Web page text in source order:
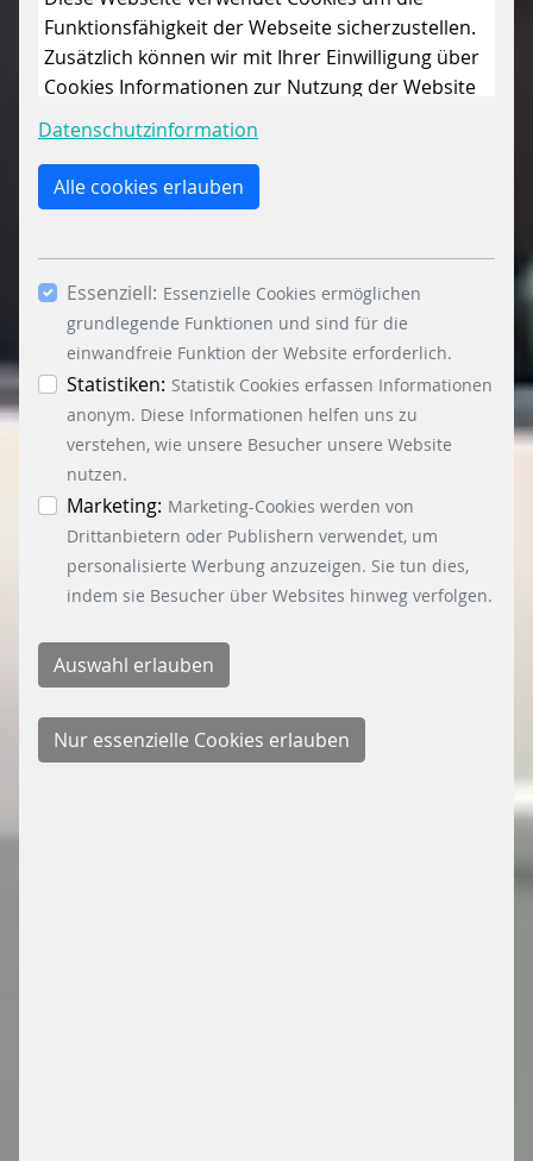
Funktionsfähigkeit der Webseite sicherzustellen.
Zusätzlich können wir mit Ihrer Einwilligung über
Cookies Informationen zur Nutzung der Website
sammeln, um die Webseite ständig zu
verbessern. Mit dem Klick auf den Button „Nur
essenzielle Cookies erlauben“ lehnen Sie die
Verwendung anderer als der essenziell
Häkchen bei „Statistiken“ und „Marketing“ sowie
dem Button „Auswahl erlauben“, willigen Sie in
die Verwendung weiterer Cookies ein. Über den
Button „Accept all Cookies“ werden alle
Essenzielle-, Marketing- und Statistik-Cookies
akzeptiert. In der Datenschutzinformation
können Sie zu den einzelnen Cookies
differenzierte Informationen erhalten. Sie können
Ihre Einwilligung jederzeit widerrufen, indem Sie
auf den Button "Cookie Einstellungen" unten links
klicken.
Datenschutzinformation
Alle cookies erlauben
Essenziell: Essenzielle Cookies ermöglichen
grundlegende Funktionen und sind für die
einwandfreie Funktion der Website erforderlich.
Statistiken: Statistik Cookies erfassen Informationen
anonym. Diese Informationen helfen uns zu
verstehen, wie unsere Besucher unsere Website
nutzen.
Marketing: Marketing-Cookies werden von
Drittanbietern oder Publishern verwendet, um
personalisierte Werbung anzuzeigen. Sie tun dies,
indem sie Besucher über Websites hinweg verfolgen.